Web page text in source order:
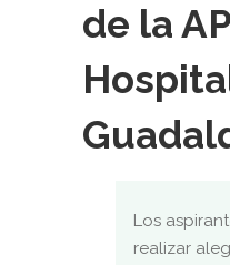
de la
Los
realizar